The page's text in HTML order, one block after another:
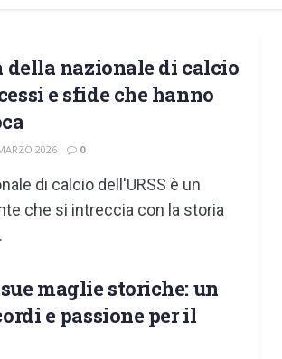
nazionale di calcio
e sfide che hanno
2026 0
di calcio dell'URSS è un
che si intreccia con la storia
maglie storiche: un
e passione per il